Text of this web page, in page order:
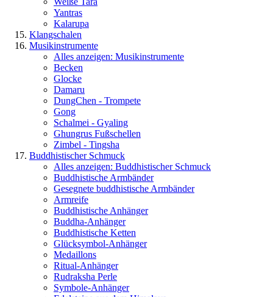
Yantras
Kalarupa
Klangschalen
Musikinstrumente
Alles anzeigen: Musikinstrumente
Becken
Glocke
Damaru
DungChen - Trompete
Gong
Schalmei - Gyaling
Ghungrus Fußschellen
Zimbel - Tingsha
Buddhistischer Schmuck
Alles anzeigen: Buddhistischer Schmuck
Buddhistische Armbänder
Gesegnete buddhistische Armbänder
Armreife
Buddhistische Anhänger
Buddha-Anhänger
Buddhistische Ketten
Glücksymbol-Anhänger
Medaillons
Ritual-Anhänger
Rudraksha Perle
Symbole-Anhänger